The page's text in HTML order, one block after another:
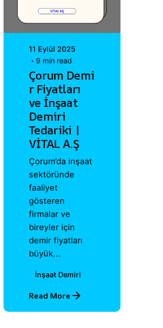
Webmaster
11 Eylül 2025
9 min read
Çorum Demi
r Fiyatları
ve İnşaat
Demiri
Tedariki |
VİTAL A.Ş
Çorum’da inşaat
sektöründe
faaliyet
gösteren
firmalar ve
bireyler için
demir fiyatları
büyük...
İnşaat Demiri
Read More